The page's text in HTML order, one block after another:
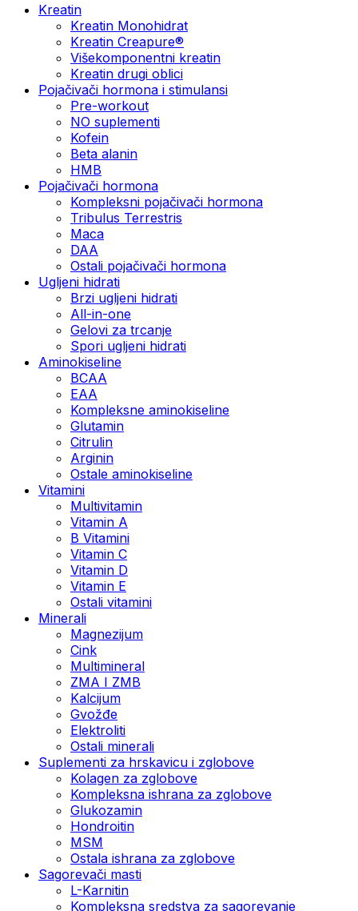
Kreatin
Kreatin Monohidrat
Kreatin Creapure®
Višekomponentni kreatin
Kreatin drugi oblici
Pojačivači hormona i stimulansi
Pre-workout
NO suplementi
Kofein
Beta alanin
HMB
Pojačivači hormona
Kompleksni pojačivači hormona
Tribulus Terrestris
Maca
DAA
Ostali pojačivači hormona
Ugljeni hidrati
Brzi ugljeni hidrati
All-in-one
Gelovi za trcanje
Spori ugljeni hidrati
Aminokiseline
BCAA
ЕАА
Kompleksne aminokiseline
Glutamin
Citrulin
Arginin
Ostale aminokiseline
Vitamini
Multivitamin
Vitamin A
B Vitamini
Vitamin C
Vitamin D
Vitamin E
Ostali vitamini
Minerali
Magnezijum
Cink
Multimineral
ZMA I ZMB
Kalcijum
Gvožđe
Elektroliti
Ostali minerali
Suplementi za hrskavicu i zglobove
Kolagen za zglobove
Kompleksna ishrana za zglobove
Glukozamin
Hondroitin
MSM
Ostala ishrana za zglobove
Sagorevači masti
L-Karnitin
Kompleksna sredstva za sagorevanje